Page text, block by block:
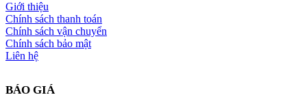
Giới thiệu
Chính sách thanh toán
Chính sách vận chuyển
Chính sách bảo mật
Liên hệ
BÁO GIÁ